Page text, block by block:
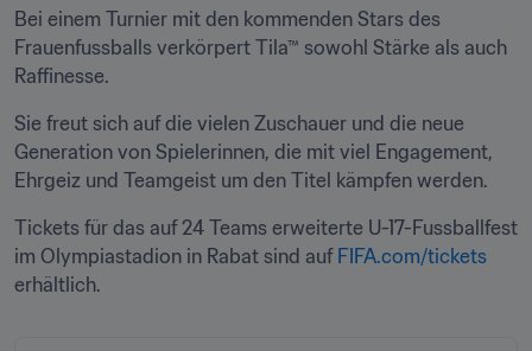
Bei einem Turnier mit den kommenden Stars des
Frauenfussballs verkörpert Tila™ sowohl Stärke als auch
Raffinesse.
Sie freut sich auf die vielen Zuschauer und die neue
Generation von Spielerinnen, die mit viel Engagement,
Ehrgeiz und Teamgeist um den Titel kämpfen werden.
Tickets für das auf 24 Teams erweiterte U-17-Fussballfest
im Olympiastadion in Rabat sind auf FIFA.com/tickets
erhältlich.